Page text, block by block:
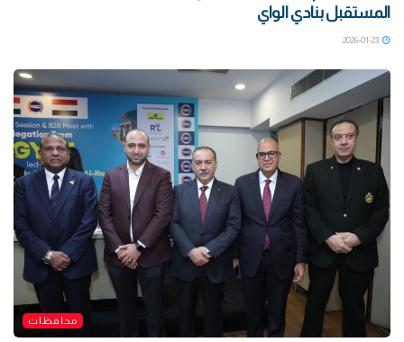
المستقبل بنادي الواي
محافظات